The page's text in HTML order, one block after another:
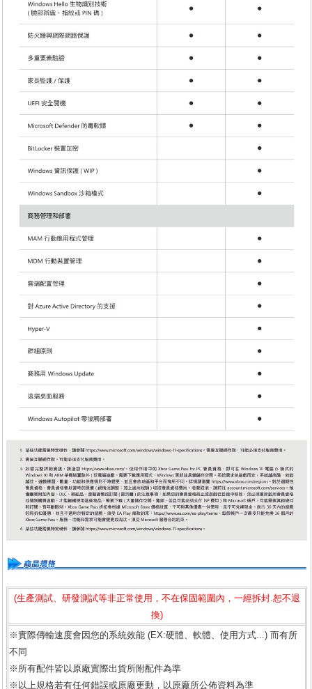
(生產測試、研發測試等非正常使用，不在保固範圍內，一經拆封.恕不退
換)
※實際傳輸速度會因您的系統效能 (EX:硬體、軟體、使用方式...) 而有所
不同
※所有配件皆以原廠實際出貨所附配件為準
※以上規格若有任何錯誤或原廠更動，以原廠所公佈資料為準